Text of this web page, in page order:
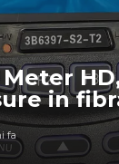
in
fa